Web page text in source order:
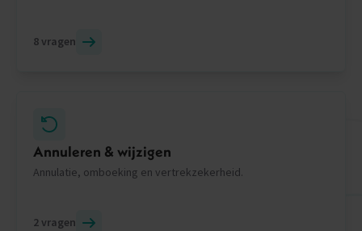
8 vragen
Annuleren & wijzigen
Annulatie, omboeking en vertrekzekerheid.
2 vragen